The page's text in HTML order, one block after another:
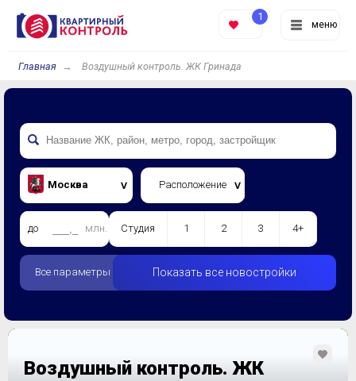
меню
1
Главная Воздушный контроль. ЖК Гринада
Москва Расположение
до млн. Студия 1 2 3 4+
Все параметры Показать все новостройки
Воздушный контроль. ЖК